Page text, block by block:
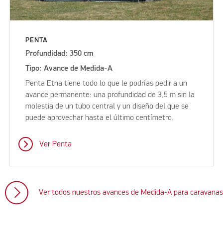
PENTA
Profundidad: 350 cm
Tipo: Avance de Medida-A
Penta Etna tiene todo lo que le podrías pedir a un
avance permanente: una profundidad de 3,5 m sin la
molestia de un tubo central y un diseño del que se
puede aprovechar hasta el último centímetro.
Ver Penta
Ver todos nuestros avances de Medida-A para caravanas